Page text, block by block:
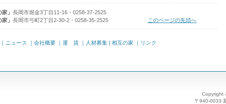
家」 長岡市堀金3丁目11-16・0258-37-2525
家」 長岡市弓町2丁目2-30-2・0258-35-2525 このページの先頭へ
｜ニュース ｜会社概要 ｜運 賃 ｜人材募集 | 相互の家 ｜リンク
Copyright
〒940-0033